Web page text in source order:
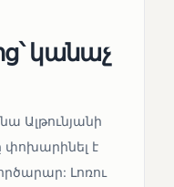
կանաչ
Ալթունյանի
է
Լոռու